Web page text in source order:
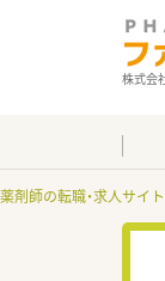
株式会
薬剤師の転職・求人サイ